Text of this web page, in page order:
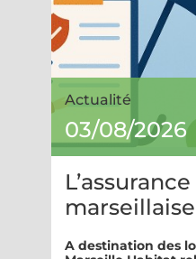
Actualité
03/08/2026
marseillaise
A destination des